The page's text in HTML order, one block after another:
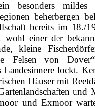
besonders mildes
beherbergen
bereits im 18./
einer der
kleine
Felsen von
Landesinnere lockt.
Häuser mit
und
und Exmoor